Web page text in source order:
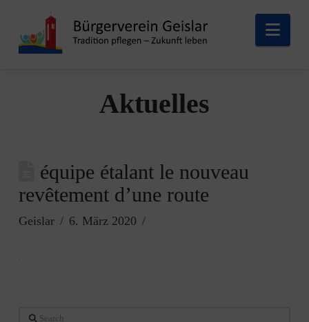
Aktuelles
équipe étalant le nouveau
revêtement d’une route
Geislar 6. März 2020
Search